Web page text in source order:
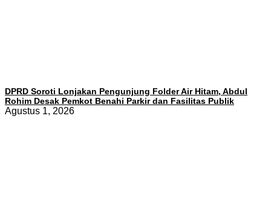
DPRD Soroti Lonjakan Pengunjung Folder Air Hitam, Abdul
Rohim Desak Pemkot Benahi Parkir dan Fasilitas Publik
Agustus 1, 2026